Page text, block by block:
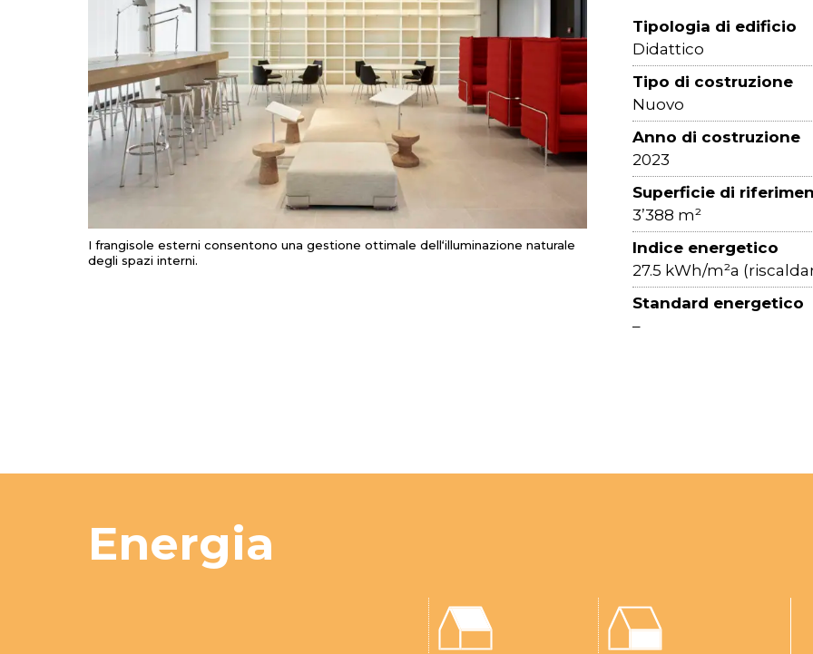
I frangisole esterni consentono una gestione ottimale dell‘illuminazione naturale
degli spazi interni.
Tipologia di edificio
Didattico
Tipo di costruzione
Nuovo
Anno di costruzione
2023
Superficie di
3’388 m²
Indice energetico
27.5 kWh/m²a
Standard energetico
–
Energia